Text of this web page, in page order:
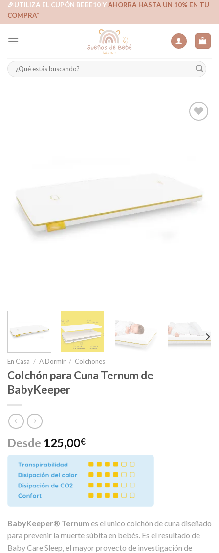
Skip🎉UTILIZA EL CUPÓN BEBE10 YAHORRA HASTA UN 10% EN TU
COMPRA*
Buscar
por:
En Casa / A Dormir / Colchones
Colchón para Cuna Ternum de
BabyKeeper
Desde 125,00€
BabyKeeper® Ternum es el único colchón de cuna diseñado
para prevenir la muerte súbita en bebés. Es el resultado de
Baby Care Sleep, el mayor proyecto de investigación de